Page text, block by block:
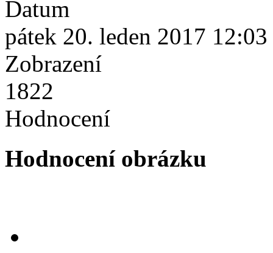
Datum
pátek 20. leden 2017 12:03
Zobrazení
1822
Hodnocení
Hodnocení obrázku